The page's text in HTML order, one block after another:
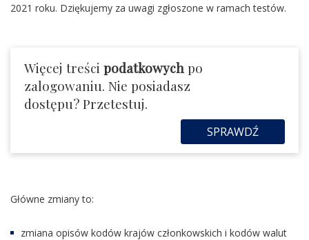
2021 roku. Dziękujemy za uwagi zgłoszone w ramach testów.
Więcej treści podatkowychpo
zalogowaniu. Nie posiadasz
dostępu? Przetestuj.
SPRAWDŹ
Główne zmiany to:
zmiana opisów kodów krajów członkowskich i kodów walut